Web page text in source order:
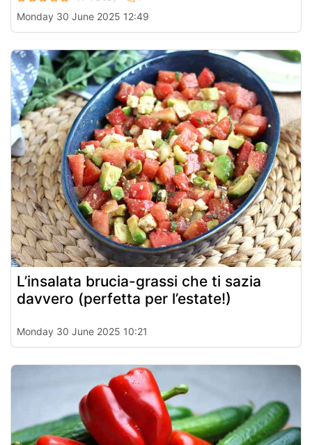
Monday 30 June 2025 12:49
L’insalata brucia-grassi che ti sazia
davvero (perfetta per l’estate!)
Monday 30 June 2025 10:21